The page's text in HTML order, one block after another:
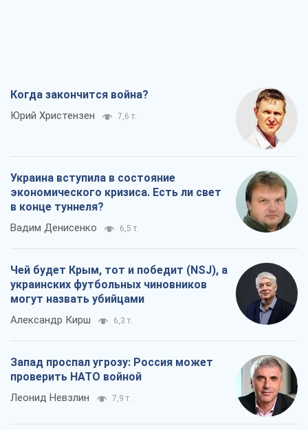
Когда закончится война?
Юрий Христензен 7,6 т.
Украина вступила в состояние
экономического кризиса. Есть ли свет
в конце туннеля?
Вадим Денисенко 6,5 т.
Чей будет Крым, тот и победит (NSJ), а
украинских футбольных чиновников
могут назвать убийцами
Александр Кирш 6,3 т.
Запад проспал угрозу: Россия может
проверить НАТО войной
Леонид Невзлин 7,9 т.